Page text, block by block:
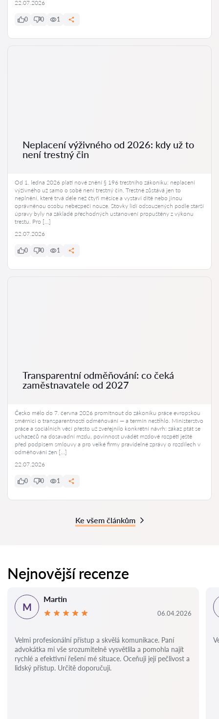
22.07.2026
0 0 1
Neplacení výživného od 2026: kdy už to
není trestný čin
Od 1. ledna 2026 platí nové znění § 196 trestního zákoníku: neplacení
výživného už samo o sobě není trestný čin. Trestné zůstává jen to
neplnění, které trvá déle než čtyři měsíce a vystaví dítě nebo jinou
oprávněnou osobu nebezpečí nouze. Stovky lidí odsouzených podle starší
úpravy byly na základě přechodných ustanovení propuštěny z výkonu
trestu. Pro […]
22.07.2026
0 0 1
Transparentní odměňování: co čeká
zaměstnavatele od 2027
Česko mělo do 7. června 2026 promítnout do zákoníku práce evropskou
směrnici o transparentnosti odměňování — a termín nestihlo. Ministerstvo
práce a sociálních věcí přesto už zveřejnilo konkrétní návrh: zákaz ptát se
uchazečů na dosavadní mzdu, povinnost uvádět mzdové rozpětí ještě
před podpisem smlouvy a pro velké firmy pravidelné zprávy o rozdílech v
odměňování žen […]
22.07.2026
0 0 1
Ke všem článkům
Nejnovější recenze
M
Martin
06.04.2026
Velmi profesionální přístup a skvělá komunikace. Paní
advokátka mi vše srozumitelně vysvětlila a pomohla najít
rychlé a efektivní řešení mé situace. Oceňuji její pečlivost a
lidský přístup. Určitě doporučuji.